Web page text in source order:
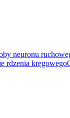
neuronu
rdzenia kręgowego